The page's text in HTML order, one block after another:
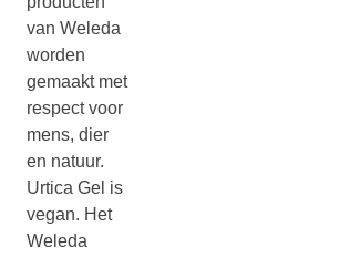
van Weleda
worden
gemaakt met
respect voor
mens, dier
en natuur.
Urtica Gel is
vegan. Het
Weleda